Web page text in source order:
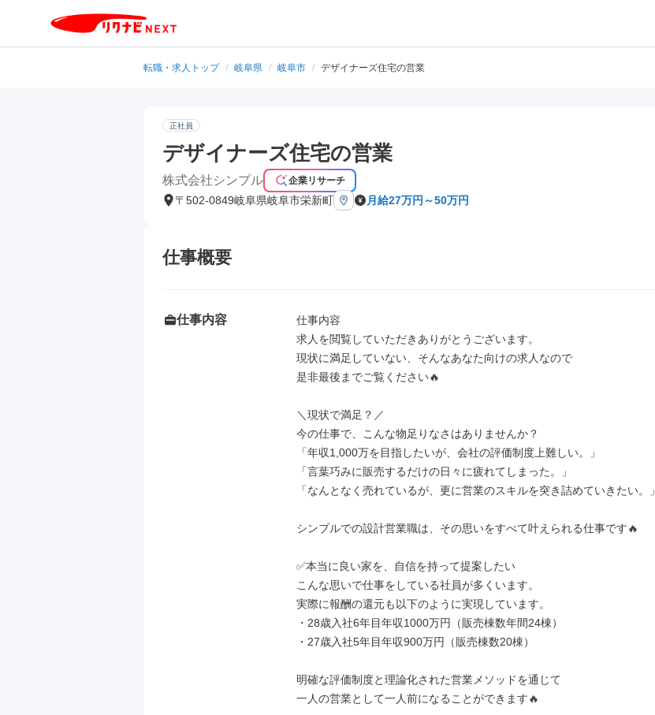
転職・求人トップ / 岐阜県 / 岐阜市 / デザイナーズ住宅の営業
正社員
デザイナーズ住宅の営業
株式会社シンプル 企業リサーチ
〒502-0849岐阜県岐阜市栄新町 月給27万円～50万円
仕事概要
仕事内容
仕事内容
求人を閲覧していただきありがとうございます。
現状に満足していない、そんなあなた向けの求人なので
是非最後までご覧ください🔥
＼現状で満足？／
今の仕事で、こんな物足りなさはありませんか？
「年収1,000万を目指したいが、会社の評価制度上難しい。」
「言葉巧みに販売するだけの日々に疲れてしまった。」
「なんとなく売れているが、更に営業のスキルを突き詰めていきたい。」
シンプルでの設計営業職は、その思いをすべて叶えられる仕事です🔥
✅本当に良い家を、自信を持って提案したい
こんな思いで仕事をしている社員が多くいます。
実際に報酬の還元も以下のように実現しています。
・28歳入社6年目年収1000万円（販売棟数年間24棟）
・27歳入社5年目年収900万円（販売棟数20棟）
明確な評価制度と理論化された営業メソッドを通じて
一人の営業として一人前になることができます🔥